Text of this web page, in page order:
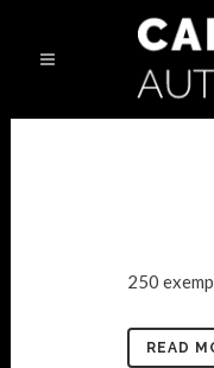
250
READ